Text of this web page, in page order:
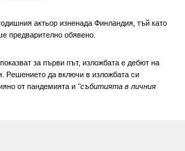
актьор изненада Финландия, тъй като
предварително обявено.
за първи път, изложбата е дебют на
Решението да включи в изложбата си
от пандемията и "събитията в личния